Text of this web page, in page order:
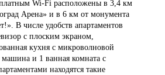
Wi-Fi расположены в 3,4 км
Арена» и в 6 км от монумента
В числе удобств апартаментов
с плоским экраном,
кухня с микроволновой
машина и 1 ванная комната с
находятся такие